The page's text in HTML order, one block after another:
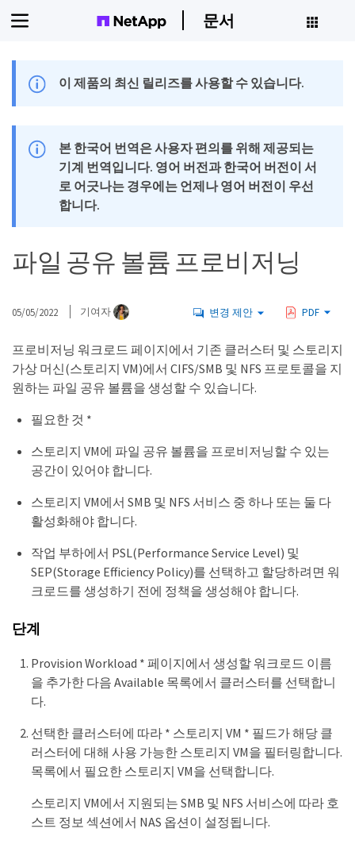
문서
이 제품의 최신 릴리즈를 사용할 수 있습니다.
본 한국어 번역은 사용자 편의를 위해 제공되는
기계 번역입니다. 영어 버전과 한국어 버전이 서
로 어긋나는 경우에는 언제나 영어 버전이 우선
합니다.
파일 공유 볼륨 프로비저닝
05/05/2022 기여자 변경 제안 PDF
프로비저닝 워크로드 페이지에서 기존 클러스터 및 스토리지
가상 머신(스토리지 VM)에서 CIFS/SMB 및 NFS 프로토콜을 지
원하는 파일 공유 볼륨을 생성할 수 있습니다.
필요한 것 *
스토리지 VM에 파일 공유 볼륨을 프로비저닝할 수 있는
공간이 있어야 합니다.
스토리지 VM에서 SMB 및 NFS 서비스 중 하나 또는 둘 다
활성화해야 합니다.
작업 부하에서 PSL(Performance Service Level) 및
SEP(Storage Efficiency Policy)를 선택하고 할당하려면 워
크로드를 생성하기 전에 정책을 생성해야 합니다.
단계
Provision Workload * 페이지에서 생성할 워크로드 이름
을 추가한 다음 Available 목록에서 클러스터를 선택합니
다.
선택한 클러스터에 따라 * 스토리지 VM * 필드가 해당 클
러스터에 대해 사용 가능한 스토리지 VM을 필터링합니다.
목록에서 필요한 스토리지 VM을 선택합니다.
스토리지 VM에서 지원되는 SMB 및 NFS 서비스에 따라 호
스트 정보 섹션에서 NAS 옵션이 설정됩니다.